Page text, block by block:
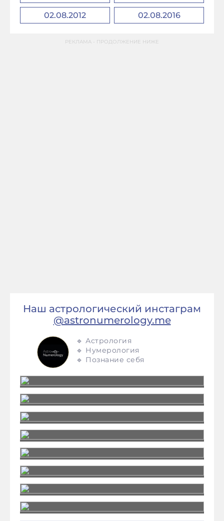
02.08.2012 02.08.2016
РЕКЛАМА - ПРОДОЛЖЕНИЕ НИЖЕ
Наш астрологический инстаграм
@astronumerology.me
🔹 Астрология
🔹 Нумерология
🔹 Познание себя